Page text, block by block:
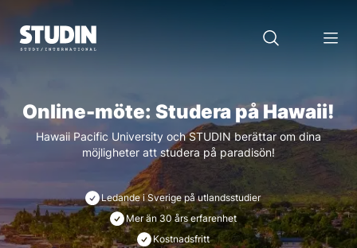
Online-möte: Studera på Hawaii!
Hawaii Pacific University och STUDIN berättar om dina
möjligheter att studera på paradisön!
Ledande i Sverige på utlandsstudier
Mer än 30 års erfarenhet
Kostnadsfritt